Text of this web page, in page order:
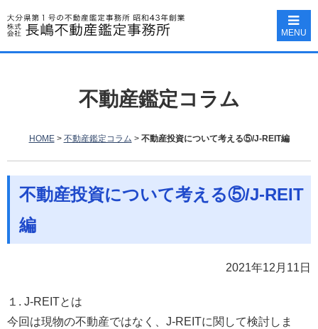
MENU
不動産鑑定コラム
HOME> 不動産鑑定コラム > 不動産投資について考える⑤/J-REIT編
不動産投資について考える⑤/J-REIT
編
2021年12月11日
１. J-REITとは
今回は現物の不動産ではなく、J-REITに関して検討しま